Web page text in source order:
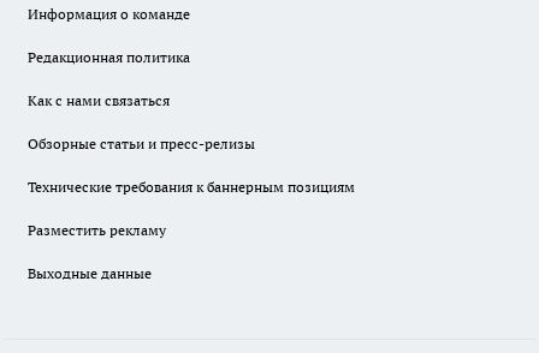
Информация о команде
Редакционная политика
Как с нами связаться
Обзорные статьи и пресс-релизы
Технические требования к баннерным позициям
Разместить рекламу
Выходные данные